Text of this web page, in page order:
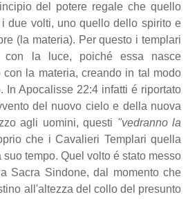
del potere regale che quello
due volti, uno quello dello spirito e
(la materia). Per questo i templari
con la luce, poiché essa nasce
la materia, creando in tal modo
In Apocalisse 22:4 infatti é riportato
del nuovo cielo e della nuova
agli uomini, questi "vedranno la
che i Cavalieri Templari quella
tempo. Quel volto é stato messo
Sacra Sindone, dal momento che
all'altezza del collo del presunto